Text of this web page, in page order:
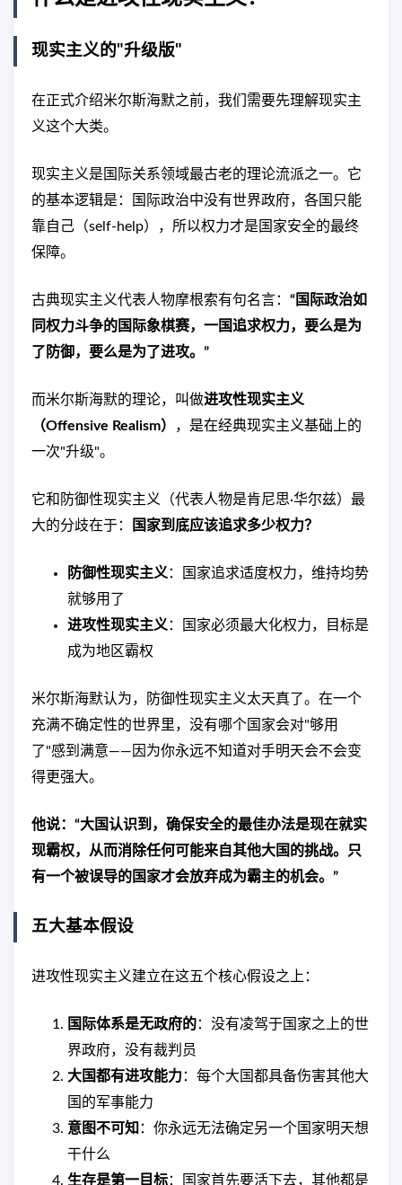
现实主义的"升级版"
在正式介绍米尔斯海默之前，我们需要先理解现实主
义这个大类。
现实主义是国际关系领域最古老的理论流派之一。它
的基本逻辑是：国际政治中没有世界政府，各国只能
靠自己（self-help），所以权力才是国家安全的最终
保障。
古典现实主义代表人物摩根索有句名言： “国际政治如
同权力斗争的国际象棋赛，一国追求权力，要么是为
了防御，要么是为了进攻。”
而米尔斯海默的理论，叫做进攻性现实主义
（Offensive Realism）
，是在经典现实主义基础上的
一次"升级"。
它和防御性现实主义（代表人物是肯尼思·华尔兹）最
大的分歧在于：
国家到底应该追求多少权力？
防御性现实主义 ：国家追求适度权力，维持均势
就够用了
进攻性现实主义 ：国家必须最大化权力，目标是
成为地区霸权
米尔斯海默认为，防御性现实主义太天真了。在一个
充满不确定性的世界里，没有哪个国家会对"够用
了"感到满意——因为你永远不知道对手明天会不会变
得更强大。
他说：“大国认识到，确保安全的最佳办法是现在就实
现霸权，从而消除任何可能来自其他大国的挑战。只
有一个被误导的国家才会放弃成为霸主的机会。”
五大基本假设
进攻性现实主义建立在这五个核心假设之上：
国际体系是无政府的：没有凌驾于国家之上的世
界政府，没有裁判员
大国都有进攻能力：每个大国都具备伤害其他大
国的军事能力
意图不可知 ：你永远无法确定另一个国家明天想
干什么
生存是第一目标：国家首先要活下去，其他都是